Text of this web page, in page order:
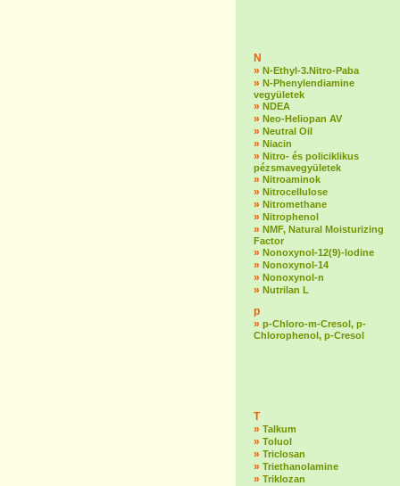
N
» N-Ethyl-3.Nitro-Paba
» N-Phenylendiamine
vegyületek
» NDEA
» Neo-Heliopan AV
» Neutral Oil
» Niacin
» Nitro- és policiklikus
pézsmavegyületek
» Nitroaminok
» Nitrocellulose
» Nitromethane
» Nitrophenol
» NMF, Natural Moisturizing
Factor
» Nonoxynol-12(9)-lodine
» Nonoxynol-14
» Nonoxynol-n
» Nutrilan L
p
» p-Chloro-m-Cresol, p-
Chlorophenol, p-Cresol
T
» Talkum
» Toluol
» Triclosan
» Triethanolamine
» Triklozan